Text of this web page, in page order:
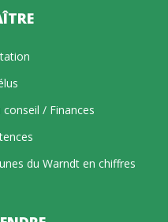
/ Finances
du Warndt en chiffres